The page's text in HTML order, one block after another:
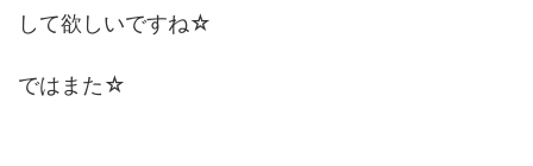
して欲しいですね☆
ではまた☆